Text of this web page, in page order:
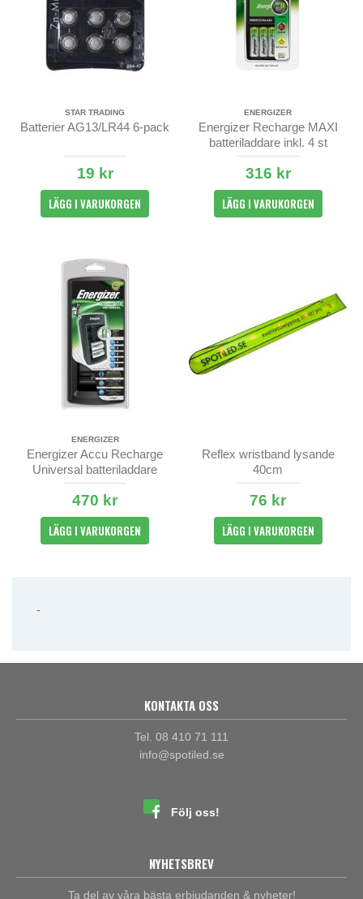
STAR TRADING
Batterier AG13/LR44 6-pack
19 kr
LÄGG I VARUKORGEN
ENERGIZER
Energizer Recharge MAXI
batteriladdare inkl. 4 st
2000/2300mAh batterier.
316 kr
LÄGG I VARUKORGEN
ENERGIZER
Energizer Accu Recharge
Universal batteriladdare
470 kr
LÄGG I VARUKORGEN
Reflex wristband lysande
40cm
76 kr
LÄGG I VARUKORGEN
-
KONTAKTA OSS
Tel. 08 410 71 111
info@spotiled.se
Följ oss!
NYHETSBREV
Ta del av våra bästa erbjudanden & nyheter!